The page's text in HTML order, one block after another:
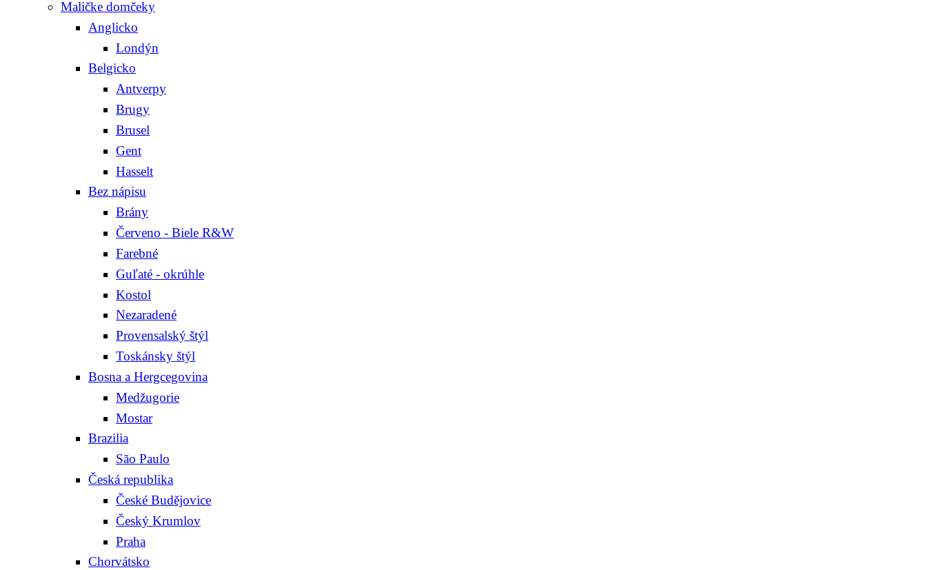
Maličke domčeky
Anglicko
Londýn
Belgicko
Antverpy
Brugy
Brusel
Gent
Hasselt
Bez nápisu
Brány
Červeno - Biele R&W
Farebné
Guľaté - okrúhle
Kostol
Nezaradené
Provensalský štýl
Toskánsky štýl
Bosna a Hergcegovina
Medžugorie
Mostar
Brazilia
São Paulo
Česká republika
České Budějovice
Český Krumlov
Praha
Chorvátsko